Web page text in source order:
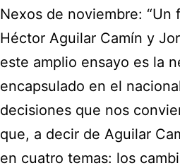
Nexos de noviembre: “Un
Héctor Aguilar Camín y
este amplio ensayo es la
encapsulado en el
decisiones que nos
que, a decir de Aguilar
en cuatro temas: los